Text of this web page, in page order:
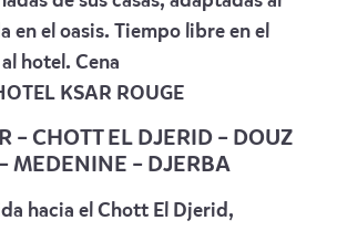
en el oasis. Tiempo libre en el
hotel. Cena
KSAR ROUGE
– CHOTT EL DJERID – DOUZ
MEDENINE – DJERBA
hacia el Chott El Djerid,